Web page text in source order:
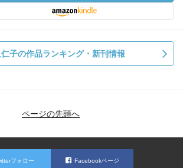
仁子の作品ランキング・新刊情報
ページの先頭へ
フォロー Facebookページ